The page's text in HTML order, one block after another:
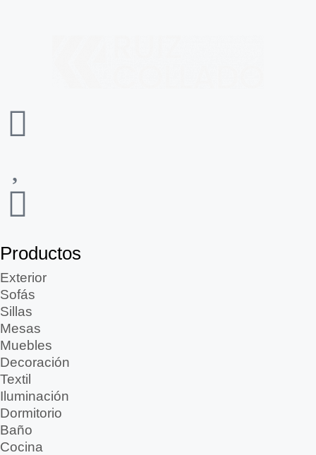
Productos
Exterior
Sofás
Sillas
Mesas
Muebles
Decoración
Textil
Iluminación
Dormitorio
Baño
Cocina